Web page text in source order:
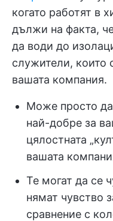
когато работят в
дължи на факта,
да води до
служители, които
вашата компания.
Може просто да
най-добре за
цялостната
вашата
Те могат да се
нямат чувство
сравнение с